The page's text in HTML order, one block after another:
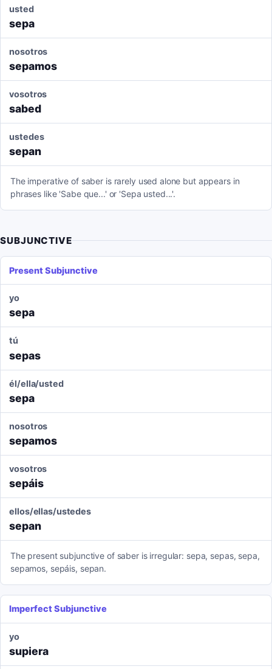
usted
sepa
nosotros
sepamos
vosotros
sabed
ustedes
sepan
The imperative of saber is rarely used alone but appears in
phrases like 'Sabe que...' or 'Sepa usted...'.
SUBJUNCTIVE
Present Subjunctive
yo
sepa
tú
sepas
él/ella/usted
sepa
nosotros
sepamos
vosotros
sepáis
ellos/ellas/ustedes
sepan
The present subjunctive of saber is irregular: sepa, sepas, sepa,
sepamos, sepáis, sepan.
Imperfect Subjunctive
yo
supiera